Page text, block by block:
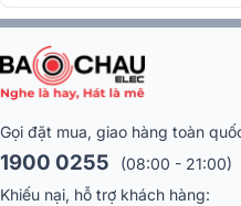
năng tiêu thụ năng lượng
mà khả năng hoạt động vẫn
làm mát nên dễ dàng tản
thiết bị khác khi sử dụng lâu dài.
Tính ứng dụng cao
Gọi đặt mua, giao hàng toàn
1900 0255
(08:00 - 21:00)
Khiếu nại, hỗ trợ khách hàng: